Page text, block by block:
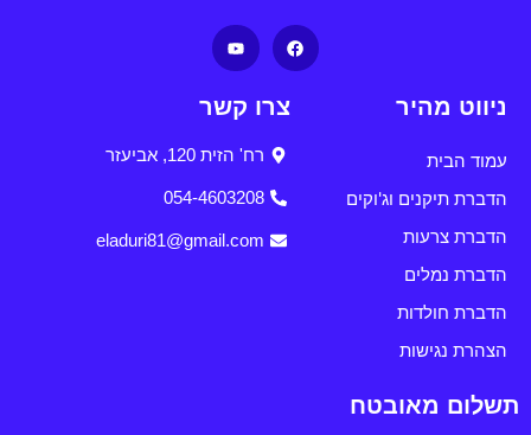
ניווט מהיר
עמוד הבית
הדברת תיקנים וג'וקים
הדברת צרעות
הדברת נמלים
הדברת חולדות
הצהרת נגישות
צרו קשר
רח' הזית 120, אביעזר
054-4603208
eladuri81@gmail.com
תשלום מאובטח